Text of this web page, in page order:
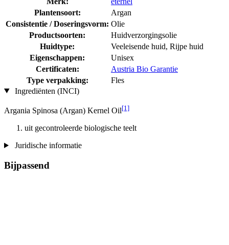
Plantensoort:
Argan
Consistentie / Doseringsvorm: Olie
Productsoorten:
Huidverzorgingsolie
Huidtype:
Veeleisende huid, Rijpe huid
Eigenschappen:
Unisex
Certificaten:
Austria Bio Garantie
Type verpakking:
Fles
Ingrediënten (INCI)
Argania Spinosa (Argan) Kernel Oil[1]
uit gecontroleerde biologische teelt
Juridische informatie
Bijpassend